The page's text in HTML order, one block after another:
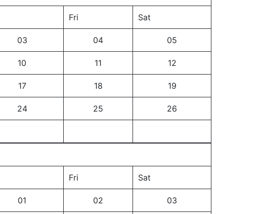
Fri Sat
03 04 05
10 11 12
17 18 19
24 25 26
Fri Sat
01 02 03